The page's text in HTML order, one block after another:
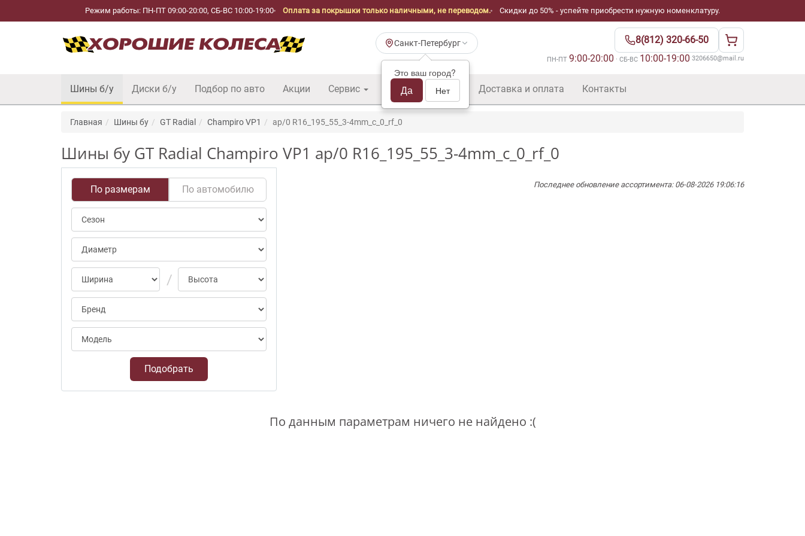
Режим работы: ПН-ПТ 09:00-20:00, СБ-ВС 10:00-19:00 Оплата за покрышки только наличными, не переводом. Скидки до 50% - успейте приобрести нужную номенклатуру.
Санкт-Петербург
Это ваш город?
Да Нет
8(812) 320-66-50
ПН-ПТ 9:00-20:00 · СБ-ВС 10:00-19:00·3206650@mail.ru
Шины б/у Диски б/у Подбор по авто Акции Сервис Шины б/у оптом Доставка и оплата Контакты
Главная Шины бу GT Radial Champiro VP1 ap/0 R16_195_55_3-4mm_c_0_rf_0
Шины бу GT Radial Champiro VP1 ap/0 R16_195_55_3-4mm_c_0_rf_0
По размерам По автомобилю
Подобрать
Последнее обновление ассортимента: 06-08-2026 19:06:16
По данным параметрам ничего не найдено :(